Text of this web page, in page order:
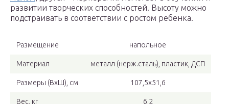
развитии творческих способностей. Высоту можно
подстраивать в соответствии с ростом ребенка.
Размещение напольное
Материал металл (нерж.сталь), пластик, ДСП
Размеры (ВхШ), см 107,5х51,6
Вес, кг 6,2